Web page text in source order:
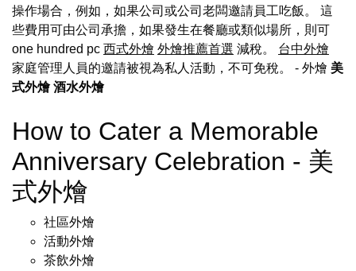
操作場合，例如，如果公司或公司老闆邀請員工吃飯。 這
些費用可由公司承擔，如果發生在餐廳或類似場所，則可
one hundred pc 西式外燴 外燴推薦首選 減稅。 台中外燴
家庭管理人員的邀請被視為私人活動，不可免稅。 - 外燴 美
式外燴 酒水外燴
How to Cater a Memorable
Anniversary Celebration - 美
式外燴
社區外燴
活動外燴
茶飲外燴